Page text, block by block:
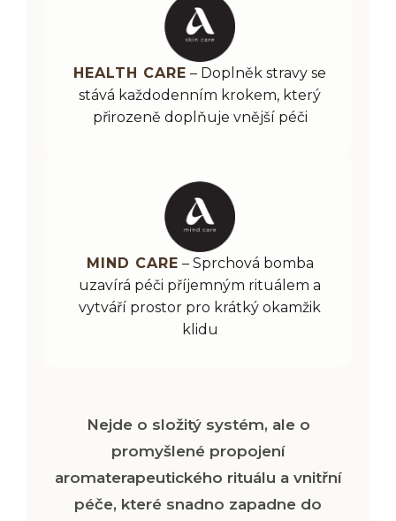
HEALTH CARE – Doplněk stravy se
stává každodenním krokem, který
přirozeně doplňuje vnější péči
MIND CARE – Sprchová bomba
uzavírá péči příjemným rituálem a
vytváří prostor pro krátký okamžik
klidu
Nejde o složitý systém, ale o
promyšlené propojení
aromaterapeutického rituálu a vnitřní
péče, které snadno zapadne do